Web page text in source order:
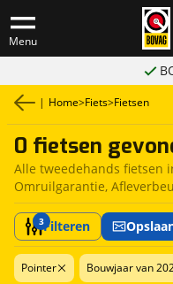
Menu
| Home>Fiets>Fietsen
0 fietsen
Alle tweedehands fietsen
Omruilgarantie,
3Filteren
Pointer Bouwjaar van